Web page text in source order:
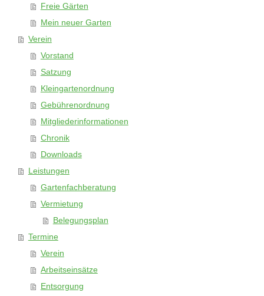
Freie Gärten
Mein neuer Garten
Verein
Vorstand
Satzung
Kleingartenordnung
Gebührenordnung
Mitgliederinformationen
Chronik
Downloads
Leistungen
Gartenfachberatung
Vermietung
Belegungsplan
Termine
Verein
Arbeitseinsätze
Entsorgung